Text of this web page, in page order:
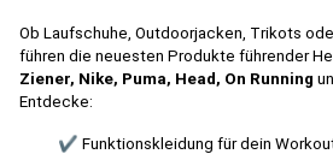
Ob Laufschuhe, Outdoorjacken, Trikots
führen die neuesten Produkte führender
Ziener, Nike, Puma, Head, On Running
Entdecke:
✔ Funktionskleidung für dein